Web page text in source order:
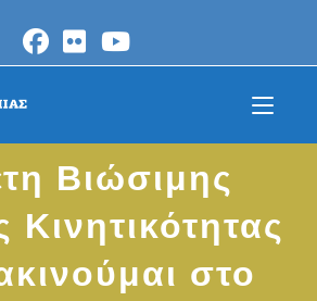
Βιώσιμης
Κινητικότητας
στο